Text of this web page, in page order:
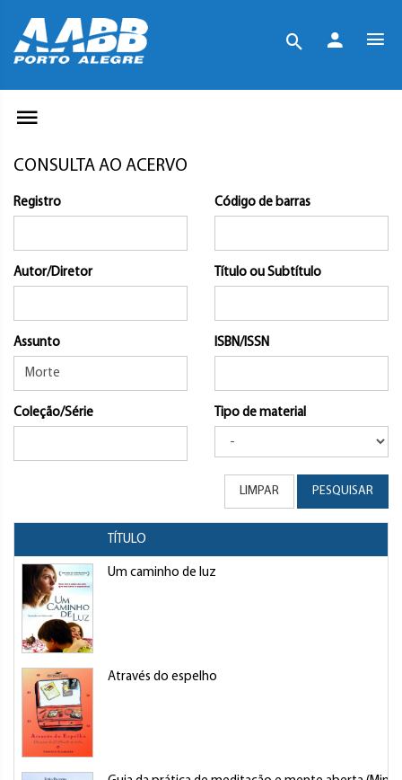
CONSULTA AO ACERVO
Registro Código de barras
Autor/Diretor Título ou Subtítulo
Assunto ISBN/ISSN
Coleção/Série Tipo de material
LIMPAR PESQUISAR
TÍTULO
Um caminho de luz
Através do espelho